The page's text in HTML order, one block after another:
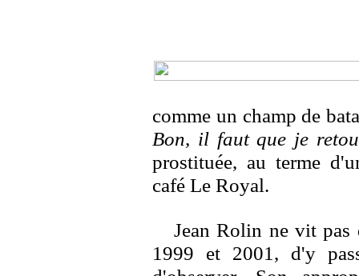
comme un champ de
Bon, il faut que je
prostituée, au terme
café Le Royal.
Jean Rolin ne vit pas
1999 et 2001, d'y